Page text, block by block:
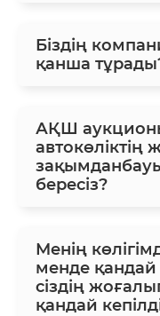
Біздің
қанша
АҚШ
автокөліктің
бересіз?
Менің
менде қандай
сіздің
қандай